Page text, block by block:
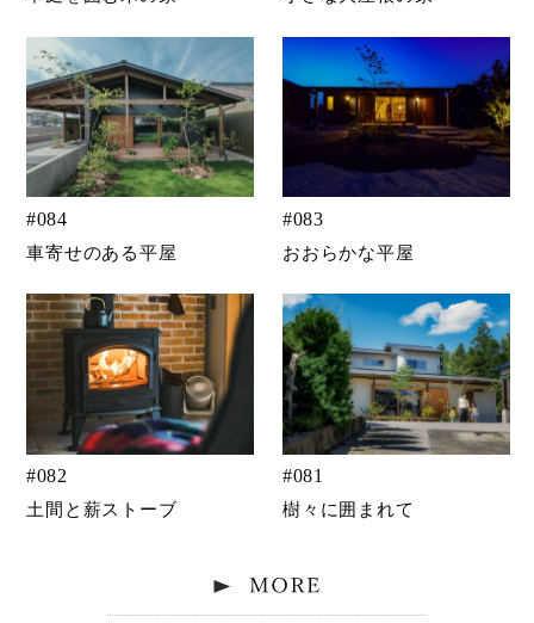
#084
車寄せのある平屋
#083
おおらかな平屋
#082
土間と薪ストーブ
#081
樹々に囲まれて